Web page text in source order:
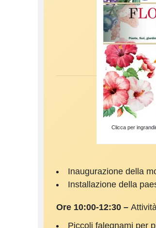
Clicca per
Inaugurazione della
Installazione della
Ore 10:00-12:30 –
Piccoli falegnami per